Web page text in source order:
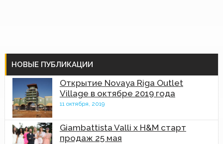
НОВЫЕ ПУБЛИКАЦИИ
Открытие Novaya Riga Outlet
Village в октябре 2019 года
11 октября, 2019
Giambattista Valli x H&M старт
продаж 25 мая